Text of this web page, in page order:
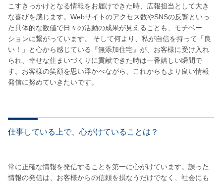
こすきっかけとなる情報をお届けできた時、広報担当として大き
な喜びを感じます。Webサイトのアクセス数やSNSの反響といっ
た具体的な数値で日々の活動の成果が見えることも、モチベー
ションに繋がっています。 そして何より、私が自信を持って「良
い！」と心から感じている『無添加住宅』が、お客様に受け入れ
られ、幸せな住まいづくりに貢献できた時は一番嬉しい瞬間で
す。お客様の笑顔を思い浮かべながら、これからもより良い情報
発信に努めていきたいです。
仕事している上で、心がけていることは？
常に正確な情報を発信することを第一に心がけています。誤った
情報の発信は、お客様からの信頼を損なうだけでなく、社会にも